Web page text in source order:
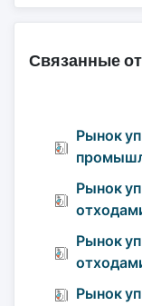
Связанные
Рынок
Рынок
Рынок
Рынок